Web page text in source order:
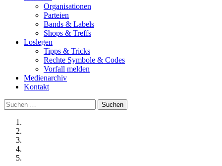
Organisationen
Parteien
Bands & Labels
Shops & Treffs
Loslegen
Tipps & Tricks
Rechte Symbole & Codes
Vorfall melden
Medienarchiv
Kontakt
Suchen
nach: